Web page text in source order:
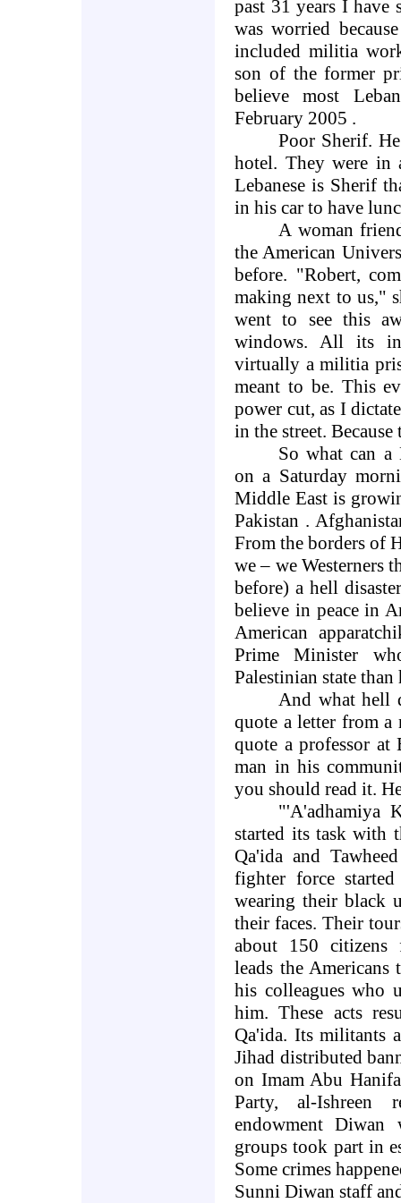
past 31 years I
was worried
included militia
son of the former
believe most
February 2005 .
Poor Sherif.
hotel. They were in
Lebanese is Sherif
in his car to have
A woman
theAmerican
before. "Robert,
making next to us,"
went to see this
windows. All its
virtually a militia
meant to be. This
power cut, as I
in the street.
So what can a
on a Saturday
Middle East is
Pakistan .
From the borders of
we – we Westerners
before) a hell
believe in peace in
American
Prime Minister
Palestinian state
And what hell
quote a letter from a
quote a professor at
man in his
you should read it.
"'A'adhamiya
started its task with
Qa'ida and
fighter force
wearing their black
their faces. Their
about 150 citizens
leads the
his colleagues who
him. These acts
Qa'ida. Its militants
Jihad distributed
on Imam Abu
Party, al-Ishreen
endowment Diwan
groups took part in
Some crimes
Sunni Diwan staff